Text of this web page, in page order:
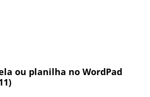
ou planilha no WordPad